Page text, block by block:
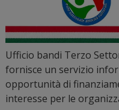
Ufficio bandi Terzo
fornisce un servizio
opportunità di
interesse per le